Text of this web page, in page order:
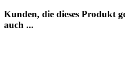
Kunden, die dieses Produkt
auch ...